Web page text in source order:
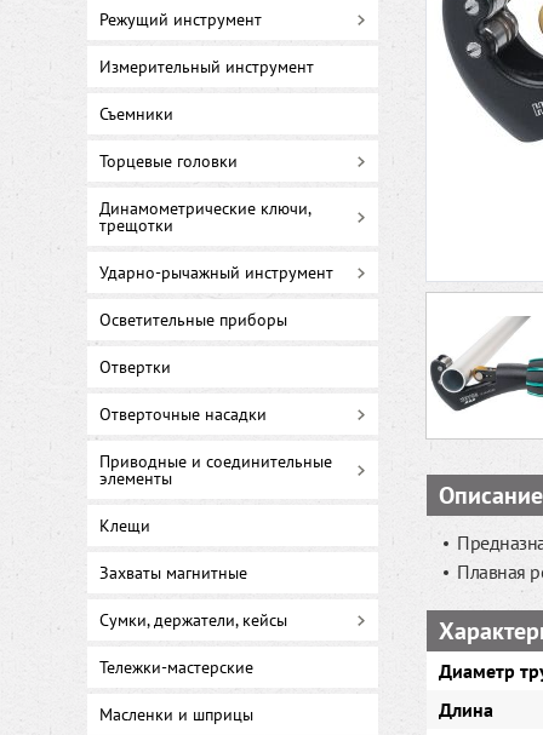
Режущий инструмент
Измерительный инструмент
Съемники
Торцевые головки
Динамометрические ключи,
трещотки
Ударно-рычажный инструмент
Осветительные приборы
Отвертки
Отверточные насадки
Приводные и соединительные
элементы
Клещи
Захваты магнитные
Сумки, держатели, кейсы
Тележки-мастерские
Масленки и шприцы
Описание
Плавная
Диаметр
Длина